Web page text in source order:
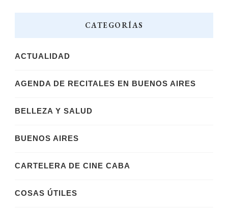
CATEGORÍAS
ACTUALIDAD
AGENDA DE RECITALES EN BUENOS AIRES
BELLEZA Y SALUD
BUENOS AIRES
CARTELERA DE CINE CABA
COSAS ÚTILES